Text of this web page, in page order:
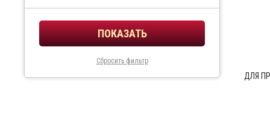
Сбросить фильтр
ДЛЯ